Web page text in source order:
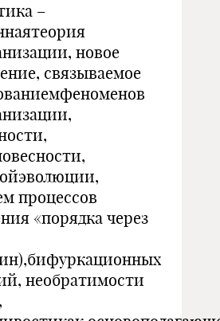
–
новое
связываемое
процессов
«порядка через
необратимости